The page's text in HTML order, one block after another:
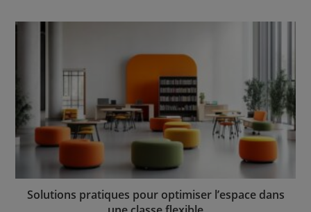
Solutions pratiques pour optimiser l’espace dans